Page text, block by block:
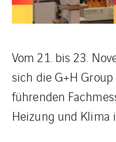
Vom 21. bis 23.
sich die G+H
führenden
Heizung und Klima